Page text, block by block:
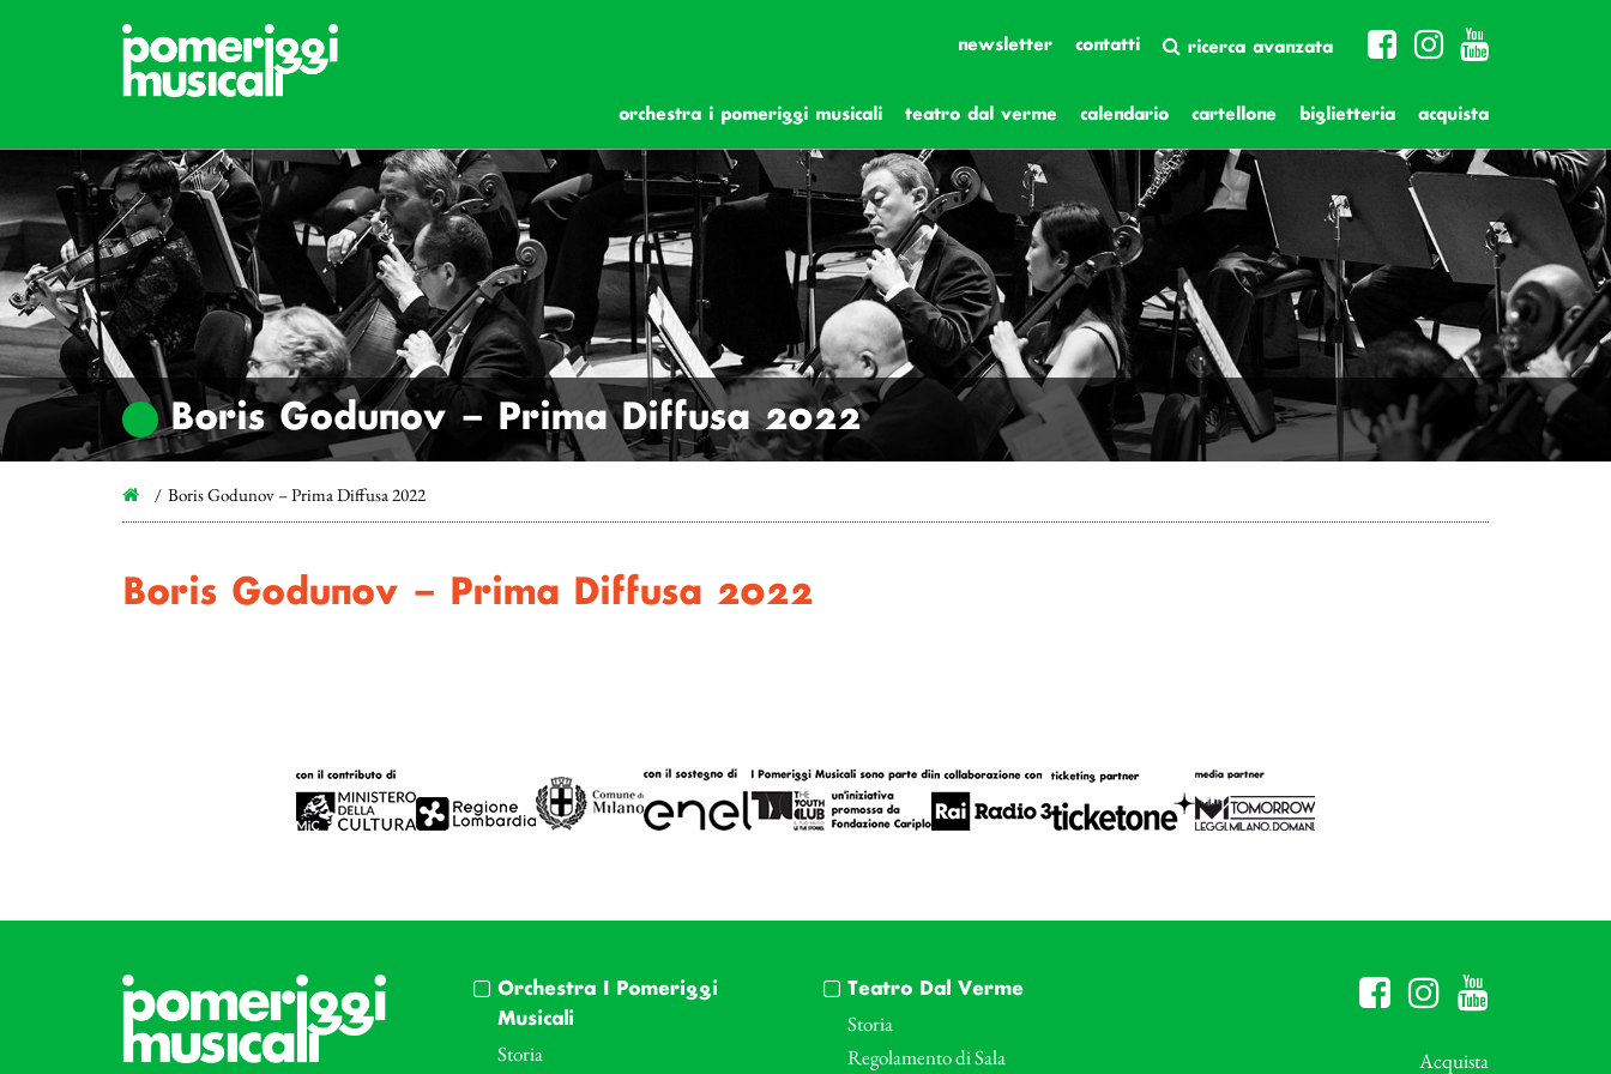
newsletter contatti ricerca avanzata
orchestra i pomeriggi musicali teatro dal verme calendario cartellone biglietteria acquista
Boris Godunov – Prima Diffusa 2022
Boris Godunov – Prima Diffusa 2022
Boris Godunov – Prima Diffusa 2022
Orchestra I Pomeriggi
Musicali
Storia
Teatro Dal Verme
Storia
Regolamento di Sala
Acquista